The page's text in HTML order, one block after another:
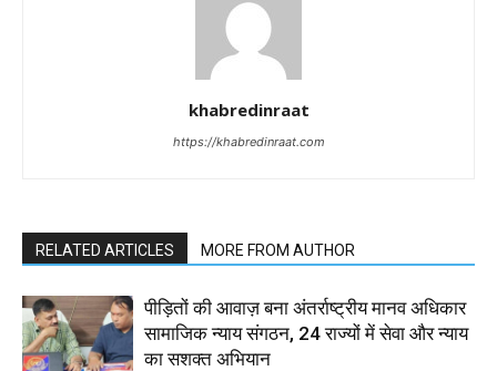
khabredinraat
https://khabredinraat.com
RELATED ARTICLES MORE FROM AUTHOR
पीड़ितों की आवाज़ बना अंतर्राष्ट्रीय मानव अधिकार
सामाजिक न्याय संगठन, 24 राज्यों में सेवा और न्याय
का सशक्त अभियान